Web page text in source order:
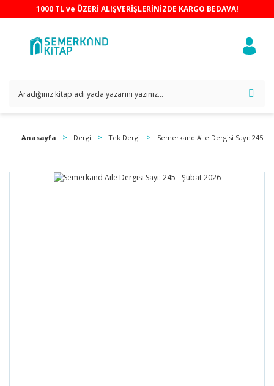
1000 TL ve ÜZERİ ALIŞVERİŞLERİNİZDE KARGO BEDAVA!
Anasayfa Dergi Tek Dergi Semerkand Aile Dergisi Sayı: 245 -